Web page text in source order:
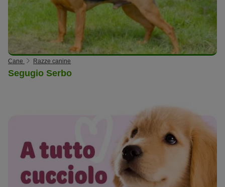
Cane Razze canine
Segugio Serbo